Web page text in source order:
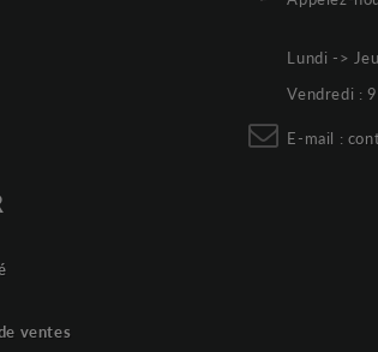
ventes
Lundi ->
Vendredi :
E-mail :